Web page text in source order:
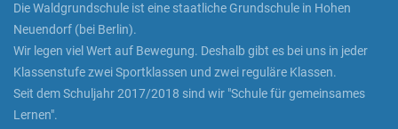
Die Waldgrundschule ist eine staatliche Grundschule in Hohen
Neuendorf (bei Berlin).
Wir legen viel Wert auf Bewegung. Deshalb gibt es bei uns in jeder
Klassenstufe zwei Sportklassen und zwei reguläre Klassen.
Seit dem Schuljahr 2017/2018 sind wir "Schule für gemeinsames
Lernen".